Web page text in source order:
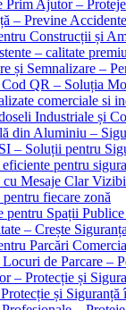
Prim Ajutor –
– Previne Accidente
Construcții și
– calitate
și Semnalizare –
Cod QR – Soluția
comerciale si
Industriale și
din Aluminiu –
– Soluții pentru
pentru
cu Mesaje Clar
fiecare zonă
pentru Spații
– Crește
Parcări
Locuri de Parcare –
– Protecție și
și Siguranță